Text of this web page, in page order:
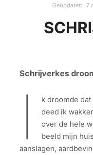
Geüpdatet: 7
Schrijverkes
I
k droomde
deed ik
over de hele
beeld mijn
aanslagen,